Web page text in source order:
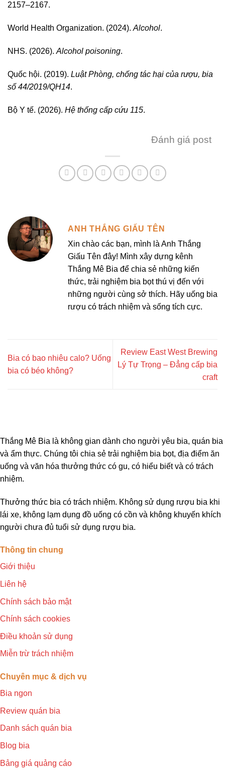
2157–2167.
World Health Organization. (2024). Alcohol.
NHS. (2026). Alcohol poisoning.
Quốc hội. (2019). Luật Phòng, chống tác hại của rượu, bia
số 44/2019/QH14.
Bộ Y tế. (2026). Hệ thống cấp cứu 115.
Đánh giá post
ANH THẮNG GIẤU TÊN
Xin chào các bạn, mình là Anh Thắng
Giấu Tên đây! Mình xây dựng kênh
Thắng Mê Bia để chia sẻ những kiến
thức, trải nghiệm bia bọt thú vị đến với
những người cùng sở thích. Hãy uống bia
rượu có trách nhiệm và sống tích cực.
Bia có bao nhiêu calo? Uống
bia có béo không?
Review East West Brewing
Lý Tự Trọng – Đẳng cấp bia
craft
Thắng Mê Bia là không gian dành cho người yêu bia, quán bia
và ẩm thực. Chúng tôi chia sẻ trải nghiệm bia bọt, địa điểm ăn
uống và văn hóa thưởng thức có gu, có hiểu biết và có trách
nhiệm.
Thưởng thức bia có trách nhiệm. Không sử dụng rượu bia khi
lái xe, không lạm dụng đồ uống có cồn và không khuyến khích
người chưa đủ tuổi sử dụng rượu bia.
Thông tin chung
Giới thiệu
Liên hệ
Chính sách bảo mật
Chính sách cookies
Điều khoản sử dụng
Miễn trừ trách nhiệm
Chuyên mục & dịch vụ
Bia ngon
Review quán bia
Danh sách quán bia
Blog bia
Bảng giá quảng cáo